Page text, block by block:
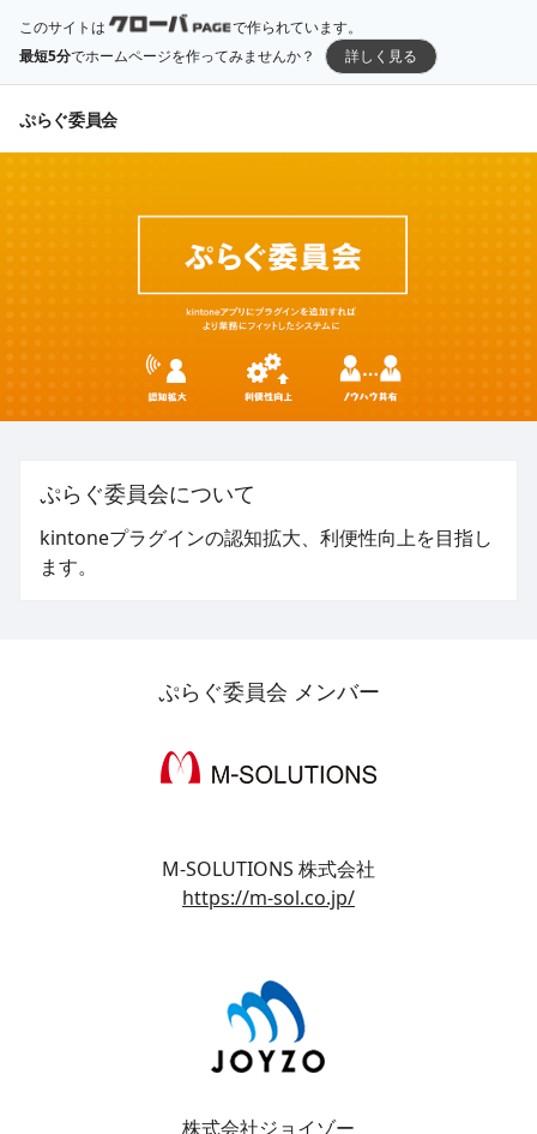
このサイトは
で作られています。
最短5分でホームページを作ってみませんか？ 詳しく見る
ぷらぐ委員会
ぷらぐ委員会について
kintoneプラグインの認知拡大、利便性向上を目指し
ます。
ぷらぐ委員会 メンバー
M-SOLUTIONS 株式会社
https://m-sol.co.jp/
株式会社ジョイゾー